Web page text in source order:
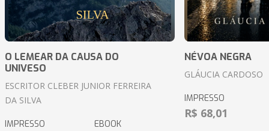
O LEMEAR DA CAUSA DO
UNIVESO
ESCRITOR CLEBER JUNIOR FERREIRA
DA SILVA
IMPRESSO EBOOK
NÉVOA NEGRA
GLÁUCIA CARDOSO
IMPRESSO
R$ 68,01